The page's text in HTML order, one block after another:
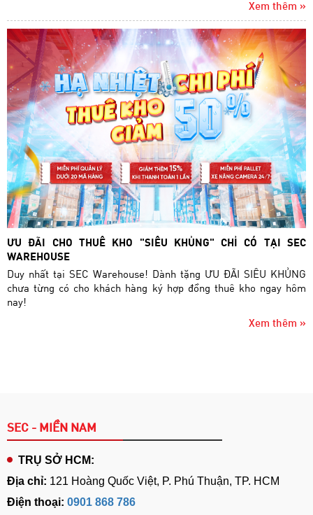
Xem thêm »
ƯU ĐÃI CHO THUÊ KHO "SIÊU KHỦNG" CHỈ CÓ TẠI SEC
WAREHOUSE
Duy nhất tại SEC Warehouse! Dành tặng ƯU ĐÃI SIÊU KHỦNG
chưa từng có cho khách hàng ký hợp đồng thuê kho ngay hôm
nay!
Xem thêm »
SEC - MIỀN NAM
TRỤ SỞ HCM:
Địa chỉ: 121 Hoàng Quốc Việt, P. Phú Thuận, TP. HCM
Điện thoại: 0901 868 786